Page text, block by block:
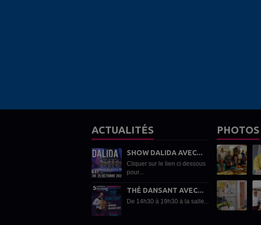
ACTUALITÉS
SHOW DALIDA AVEC...
Cliquer sur le lien ci dessous
pour...
THÉ DANSANT AVEC...
De 14h30 à 19h30 à la salle...
PHOTOS